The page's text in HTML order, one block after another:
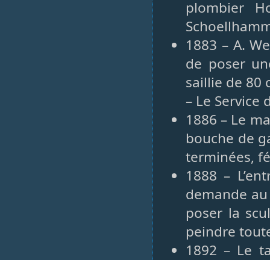
plombier
1883 – A.
de poser
saillie de 80
– Le Service
1886 – Le
bouche de
terminées,
1888 –
demande
poser la
peindre
1892 – Le